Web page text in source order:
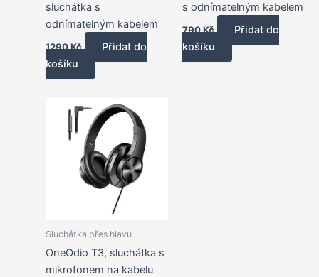
sluchátka s
odnímatelným kabelem
1290Kč
Přidat do
košíku
s odnímatelným kabelem
790Kč
Přidat do
košíku
Sluchátka přes hlavu
OneOdio T3, sluchátka s
mikrofonem na kabelu